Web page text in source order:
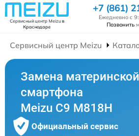
Сервисный центр Meizuв
Краснодаре
+7 (861)
Ежедневно с
Позвонить
Сервисный центр Meizu
Замена
смартфона
Meizu C9 M818H
Официальный сервис